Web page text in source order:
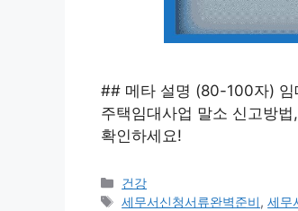
## 메타 설명 (80-100자) 임
주택임대사업 말소 신고방
확인하세요!
카
테
건강
태
세무서신청서류완벽준비,세무